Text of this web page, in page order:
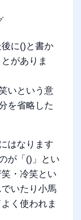
に()と書か
がありま
いという意
を省略した
はなります
が「()」とい
・冷笑とい
いたり小馬
く使われま